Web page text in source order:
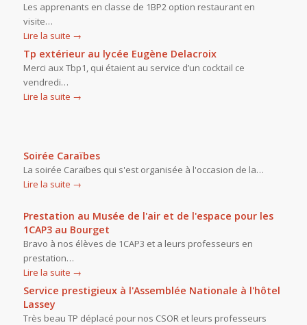
Les apprenants en classe de 1BP2 option restaurant en
visite…
Lire la suite →
Tp extérieur au lycée Eugène Delacroix
Merci aux Tbp1, qui étaient au service d’un cocktail ce
vendredi…
Lire la suite →
Soirée Caraïbes
La soirée Caraïbes qui s'est organisée à l'occasion de la…
Lire la suite →
Prestation au Musée de l'air et de l'espace pour les
1CAP3 au Bourget
Bravo à nos élèves de 1CAP3 et a leurs professeurs en
prestation…
Lire la suite →
Service prestigieux à l'Assemblée Nationale à l'hôtel
Lassey
Très beau TP déplacé pour nos CSOR et leurs professeurs